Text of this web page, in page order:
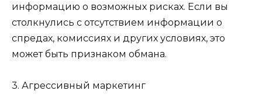
информацию о возможных рисках. Если вы
столкнулись с отсутствием информации о
спредах, комиссиях и других условиях, это
может быть признаком обмана.
3. Агрессивный маркетинг